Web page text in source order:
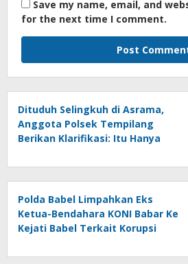
Save my name, email, and
for the next time I comment.
Dituduh Selingkuh di Asrama,
Anggota Polsek Tempilang
Berikan Klarifikasi: Itu Hanya
Polda Babel Limpahkan Eks
Ketua-Bendahara KONI Babar Ke
Kejati Babel Terkait Korupsi